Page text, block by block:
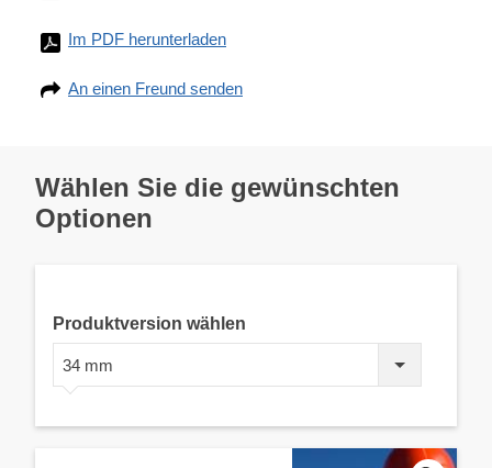
Im PDF herunterladen
An einen Freund senden
Wählen Sie die gewünschten
Optionen
Produktversion wählen
34 mm